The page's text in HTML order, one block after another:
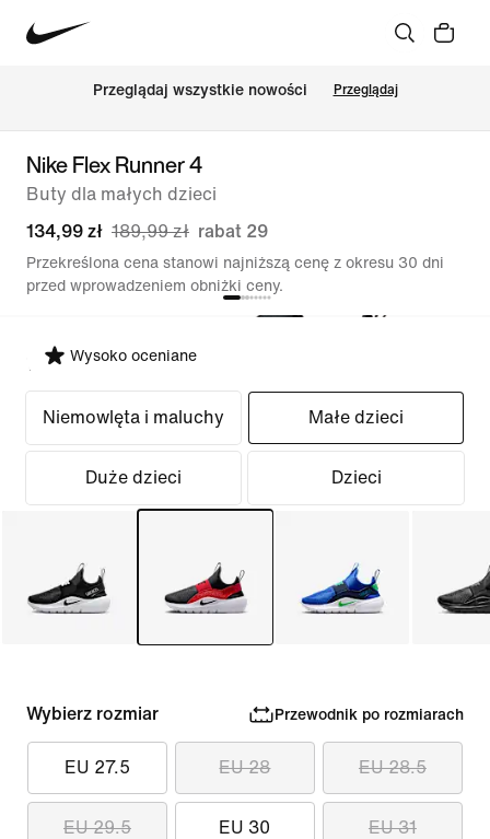
Przeglądaj wszystkie nowości Przeglądaj
Nike Flex Runner 4
Buty dla małych dzieci
134,99 zł 189,99 zł rabat 29
Przekreślona cena stanowi najniższą cenę z okresu 30 dni
przed wprowadzeniem obniżki ceny.
Wysoko oceniane
Wybierz krój
Niemowlęta i maluchy Małe dzieci
Duże dzieci Dzieci
Wybierz rozmiar Przewodnik po rozmiarach
EU 27.5 EU 28 EU 28.5
EU 29.5 EU 30 EU 31